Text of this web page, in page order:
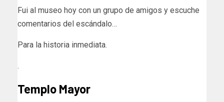
Fui al museo hoy con un grupo de amigos y escuche
comentarios del escándalo…
Para la historia inmediata.
.
Templo Mayor